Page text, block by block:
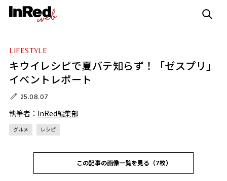
LIFESTYLE
キウイレシピで夏バテ知らず！「ゼスプリ」
イベントレポート
25.08.07
執筆者： InRed編集部
グルメ レシピ
この記事の画像一覧を見る（7枚）